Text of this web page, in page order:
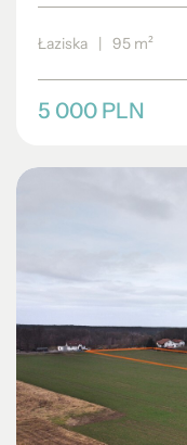
Łaziska | 95 m²
5 000 PLN